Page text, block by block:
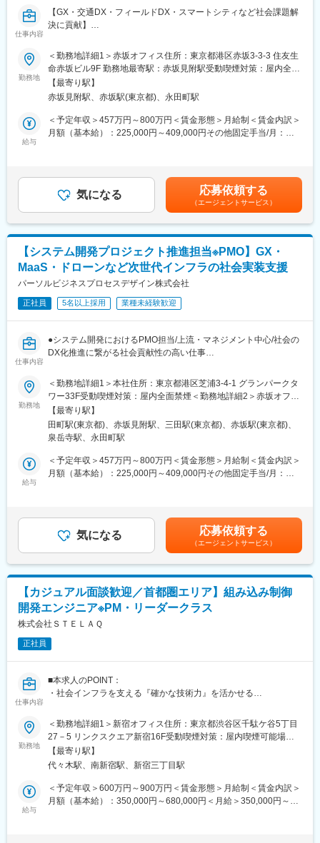
・当該部門におけるチームリーダー、係長
■当社について：
ニアを支援する」エンジニアファーストの開発会社です。
当社ではその考えから、「面接＝選考」ではなく「面接＝マッチ
ングの場」としており、求職者様のお考えや想いを尊重した対話
の場として面接をご用意しております。
◎技術者集団を支える成長環境
◎パフォーマンス重視の人事制度
◎ファミリーフレンドリー企業に認定された働きやすい環境
■歓迎条件：
別途記載にの必須条件に併せ、以下経験等をお持ちの方は歓迎し
ます。
・カーナビゲーションシステムの開発経験
・LinuxOS（AGL）におけるミドルウェア／デバイスドライバ開
発経験
・AutosarAPにおけるARAレイヤのセッティング、カスタマイズ
・～5名程度のチームリーダー経験
仕事内容
【GX・交通DX・フィールドDX・スマートシティなど社会課題解
決に貢献】
●ビジネスサイドのPMO・PMスキルを伸ばしたい方大歓迎
●GX・交通DX・フィールドDX・スマートシティ領域において一
気通貫で顧客の支援をしたい方におススメの求人です！
システム開発のプロジェクト推進担当（開発PMO）としてドロー
ンやMaaS、GXなどスマートシティに通じる社会実装に必要な新
領域テクノロジーの技術開発支援を担当いただきます。社会実装
■プロジェクト事例
・ スマートシティ実現に向けたデータ連携基盤システムの開発プ
るためのドローンの運行管理システム（UTM）の技術検証支援
・ モビリティ事業者による、オンデマンド交通 実証実験の運営
支援 （実証実験時におけるシステムPMO）
■サステナビリティ推進が注目されている背景とサステナブルビジ
ネス統括部の役割について
日本では気候変動と環境問題、少子高齢化による労働力不足、地
方の過疎化による地域間格差の拡大などの社会問題が深刻化して
います。これらの社会課題に対処するため、サステナビリティ推
進や技術革新などが求められています。GX（グリーントランスフ
ドローンは業務効率化や省人化によって労働力不足に対応し、
MaaS（Mobility as a Service）は移動の最適化で地域間格差の解
消や持続可能な都市環境の構築に貢献することができる点から、
これらの市場は今後さらに拡大が見込まれています。
当社のBPOは、世の中に求められている課題に対し、課題の可視
させてきました。その経験と実績を活かし、サステナビリティ推
進領域で成長が見込まれるGX・ドローン・MaaSの分野にて、コ
変更の範囲：会社の定める業務
勤務地
＜勤務地詳細1＞赤坂オフィス住所：東京都港区赤坂3-3-3 住友生
命赤坂ビル9F 勤務地最寄駅：赤坂見附駅受動喫煙対策：屋内全面
禁煙＜勤務地詳細2＞クライアント先常駐住所：東京都23区内 受
動喫煙対策：屋内全面禁煙変更の範囲：会社の定める事業所（リ
【最寄り駅】
赤坂見附駅、赤坂駅(東京都)、永田町駅
給与
＜予定年収＞457万円～800万円＜賃金形態＞月給制＜賃金内訳＞
月額（基本給）：225,000円～409,000円その他固定手当/月：
します。■昇給・降給：年2回、人事評価制度に基づき決定■賞
与：年2回（6月・12月）賃金はあくまでも目安の金額であり、選
考を通じて上下する可能性があります。月給(月額)は固定手当を含
めた表記です。
気になる 応募依頼する
（エージェントサービス）
【システム開発プロジェクト推進担当※PMO】GX・
MaaS・ドローンなど次世代インフラの社会実装支援
パーソルビジネスプロセスデザイン株式会社
正社員 5名以上採用 業種未経験歓迎
仕事内容
●システム開発におけるPMO担当/上流・マネジメント中心/社会の
DX化推進に繋がる社会貢献性の高い仕事
験（サブリーダー経験のみでも歓迎）がある方が経験を活かして
活躍中！
●「はたらいて、笑おう。」のパーソルグループ中核会社/AIやIoT
などのテクノロジーを活用
システム開発のプロジェクト推進担当（開発PMO）としてドロー
ンやMaaS、GXなどスマートシティに通じる社会実装に必要な新
領域テクノロジーの技術開発支援を担当いただきます。社会実装
■プロジェクト事例
・ スマートシティ実現に向けたデータ連携基盤システムの開発プ
るためのドローンの運行管理システム（UTM）の技術検証支援
・ モビリティ事業者による、オンデマンド交通 実証実験の運営
支援 （実証実験時におけるシステムPMO）
■サステナビリティ推進が注目されている背景とサステナブルビジ
ネス統括部の役割について
日本では気候変動と環境問題、少子高齢化による労働力不足、地
方の過疎化による地域間格差の拡大などの社会問題が深刻化して
います。これらの社会課題に対処するため、サステナビリティ推
進や技術革新などが求められています。GX（グリーントランスフ
ドローンは業務効率化や省人化によって労働力不足に対応し、
MaaS（Mobility as a Service）は移動の最適化で地域間格差の解
消や持続可能な都市環境の構築に貢献することができる点から、
これらの市場は今後さらに拡大が見込まれています。
化からプロセスの改善まで行い、お客様の生産性を最大限に向上
させてきました。その経験と実績を活かし、サステナビリティ推
勤務地
＜勤務地詳細1＞本社住所：東京都港区芝浦3-4-1 グランパークタ
ワー33F受動喫煙対策：屋内全面禁煙＜勤務地詳細2＞赤坂オフィ
ス住所：東京都港区赤坂3-3-3 住友生命赤坂ビル9F勤務地最寄
駅：各線／赤坂見附駅受動喫煙対策：屋内全面禁煙＜勤務地詳細3
＞顧客先住所：東京都内、一部埼玉県・神奈川県・千葉県 東京都
変更の範囲：会社の定める事業所（リモートワーク含む）
【最寄り駅】
田町駅(東京都)、赤坂見附駅、三田駅(東京都)、赤坂駅(東京都)、
泉岳寺駅、永田町駅
給与
＜予定年収＞457万円～800万円＜賃金形態＞月給制＜賃金内訳＞
月額（基本給）：225,000円～409,000円その他固定手当/月：
します。■昇給・降給：年2回、人事評価制度に基づき決定■賞
与：年2回（6月・12月）賃金はあくまでも目安の金額であり、選
考を通じて上下する可能性があります。月給(月額)は固定手当を含
めた表記です。
気になる 応募依頼する
（エージェントサービス）
【カジュアル面談歓迎／首都圏エリア】組み込み制御
開発エンジニア※PM・リーダークラス
株式会社ＳＴＥＬＡＱ
正社員
仕事内容
■本求人のPOINT：
・社会インフラを支える『確かな技術力』を活かせる
る領域で高品質な組み込み開発に関われる
・エンジニアファーストの開発環境。
－フロントでお客様と折衝が可能なチームリーダーの需要が高
く、入社いただいた方を中心にチームを作ることが可能
・拡大フェーズでリーダーとして活躍できる
－事業成長期の今、マネジメントや若手育成、プロセス改善を通
じて、チームづくりや組織拡大に主体的に関わることできる
勤務地
＜勤務地詳細1＞新宿オフィス住所：東京都渋谷区千駄ケ谷5丁目
27－5 リンクスクエア新宿16F受動喫煙対策：屋内喫煙可能場所
あり＜勤務地詳細2＞常駐先（東京、神奈川、千葉、埼玉）住所：
東京都、神奈川県、千葉県、埼玉県を予定を予定 受動喫煙対策：
事業所（リモートワーク含む）
【最寄り駅】
代々木駅、南新宿駅、新宿三丁目駅
給与
＜予定年収＞600万円～900万円＜賃金形態＞月給制＜賃金内訳＞
月額（基本給）：350,000円～680,000円＜月給＞350,000円～